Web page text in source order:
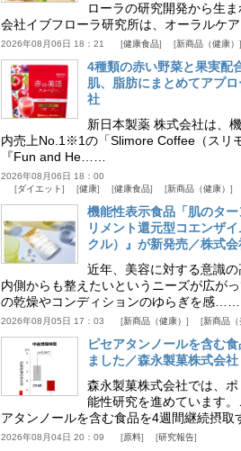
ローラの研究開発から生
会社イブフローラ研究所は、オーラルケ
2026年08月06日 18：21 健康食品 新商品（健康）
4種類の赤い野菜と果実配
肌、脂肪にまとめてアプ
社
新日本製薬 株式会社は、
内売上No.1※1の「Slimore Coffee（スリ
『Fun and He……
2026年08月06日 18：00
ダイエット
健康 健康食品 新商品（健康）
機能性表示食品「肌のタ
リメント還元型コエンザ
クル）』が新発売／株式
近年、美容に対する意識
内側からも整えたいというニーズが広が
の乾燥やコンディションのゆらぎを感……
2026年08月05日 17：03 新商品（健康） 新商品（
ピセアタンノールを含む
ました／森永製菓株式会社
森永製菓株式会社では、
能性研究を進めています
アタンノールを含む食品を4週間継続摂
2026年08月04日 20：09 原料 研究報告